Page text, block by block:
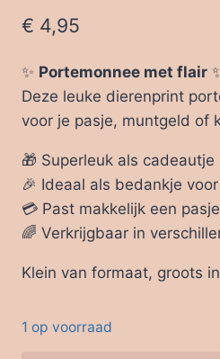
€ 4,95
✨ Portemonnee met flair
Deze leuke dierenprint
voor je pasje, muntgeld of
🎁 Superleuk als cadeautje
🎉 Ideaal als bedankje
💳 Past makkelijk een
🌈 Verkrijgbaar in
Klein van formaat, groots
1 op voorraad